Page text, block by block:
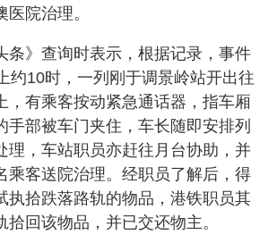
院治理。
条》查询时表示，根据记录，事件
约10时，一列刚于调景岭站开出往
，有乘客按动紧急通话器，指车厢
手部被车门夹住，车长随即安排列
理，车站职员亦赶往月台协助，并
乘客送院治理。经职员了解后，得
执拾跌落路轨的物品，港铁职员其
拾回该物品，并已交还物主。